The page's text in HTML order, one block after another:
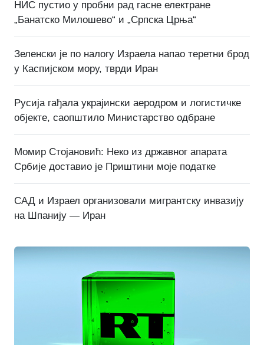
НИС пустио у пробни рад гасне електране
„Банатско Милошево“ и „Српска Црња“
Зеленски је по налогу Израела напао теретни брод
у Каспијском мору, тврди Иран
Русија гађала украјински аеродром и логистичке
објекте, саопштило Министарство одбране
Момир Стојановић: Неко из државног апарата
Србије доставио је Приштини моје податке
САД и Израел организовали мигрантску инвазију
на Шпанију — Иран